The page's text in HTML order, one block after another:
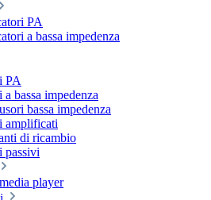
PA
a bassa impedenza
PA
bassa impedenza
bassa impedenza
amplificati
di ricambio
passivi
player